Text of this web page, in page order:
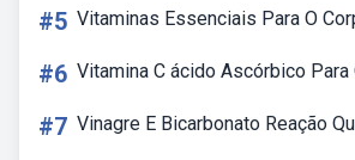
#5 Vitaminas Essenciais Para O
#6 Vitamina C ácido Ascórbico Para
#7 Vinagre E Bicarbonato Reação